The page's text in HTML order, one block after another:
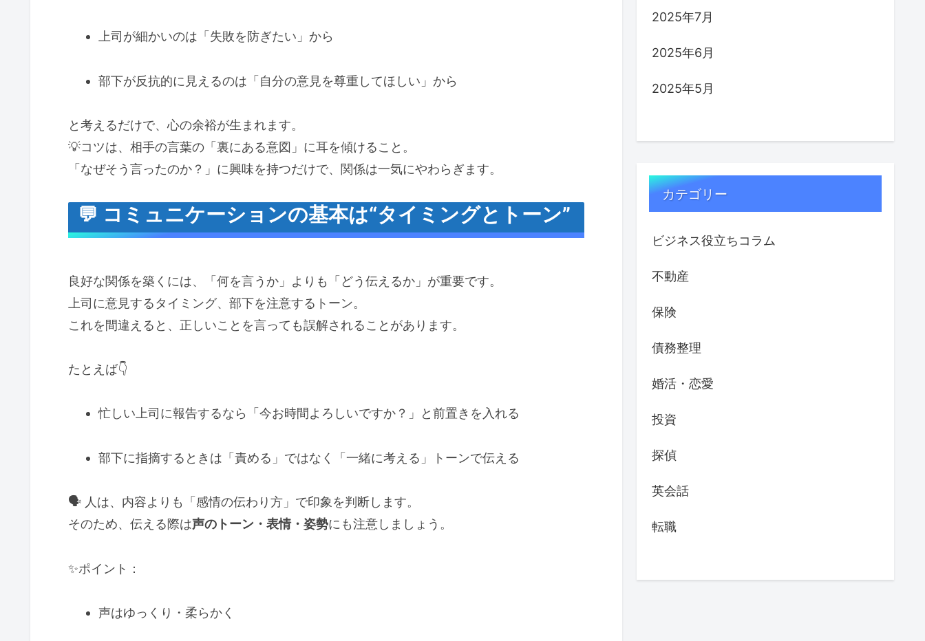
上司が細かいのは「失敗を防ぎたい」から
部下が反抗的に見えるのは「自分の意見を尊重してほしい」から
と考えるだけで、心の余裕が生まれます。
💡コツは、相手の言葉の「裏にある意図」に耳を傾けること。
「なぜそう言ったのか？」に興味を持つだけで、関係は一気にやわらぎます。
💬 コミュニケーションの基本は“タイミングとトーン”
良好な関係を築くには、「何を言うか」よりも「どう伝えるか」が重要です。
上司に意見するタイミング、部下を注意するトーン。
これを間違えると、正しいことを言っても誤解されることがあります。
たとえば👇
忙しい上司に報告するなら「今お時間よろしいですか？」と前置きを入れる
部下に指摘するときは「責める」ではなく「一緒に考える」トーンで伝える
🗣️ 人は、内容よりも「感情の伝わり方」で印象を判断します。
そのため、伝える際は声のトーン・表情・姿勢にも注意しましょう。
✨ポイント：
声はゆっくり・柔らかく
2025年7月
2025年6月
2025年5月
カテゴリー
ビジネス役立ちコラム
不動産
保険
債務整理
婚活・恋愛
投資
探偵
英会話
転職